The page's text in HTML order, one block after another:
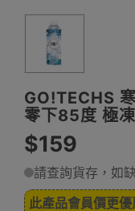
GO!TECHS
零下85度 極
$159
請查詢貨存，如
此產品會員價更